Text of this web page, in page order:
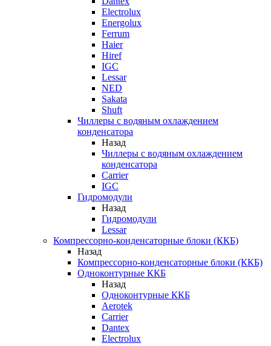
Electrolux
Energolux
Ferrum
Haier
Hiref
IGC
Lessar
NED
Sakata
Shuft
Чиллеры с водяным охлаждением
конденсатора
Назад
Чиллеры с водяным охлаждением
конденсатора
Carrier
IGC
Гидромодули
Назад
Гидромодули
Lessar
Компрессорно-конденсаторные блоки (ККБ)
Назад
Компрессорно-конденсаторные блоки (ККБ)
Одноконтурные ККБ
Назад
Одноконтурные ККБ
Aerotek
Carrier
Dantex
Electrolux